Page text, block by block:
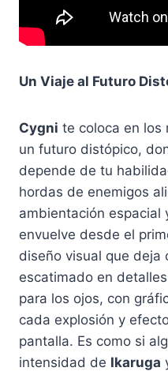
Un Viaje al Futuro
Cygni te coloca en los
un futuro distópico,
depende de tu
hordas de enemigos
ambientación espacial
envuelve desde el
diseño visual que deja
escatimado en
para los ojos, con
cada explosión y
pantalla. Es como si
intensidad de Ikaruga